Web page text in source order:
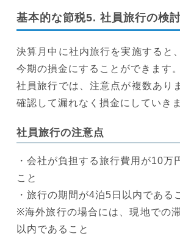
基本的な節税5. 社員旅行の検
決算月中に社内旅行を実施すると
今期の損金にすることができます。
社員旅行では、注意点が複数あり
確認して漏れなく損金にしていき
社員旅行の注意点
・会社が負担する旅行費用が10万
こと
・旅行の期間が4泊5日以内である
※海外旅行の場合には、現地での
以内であること